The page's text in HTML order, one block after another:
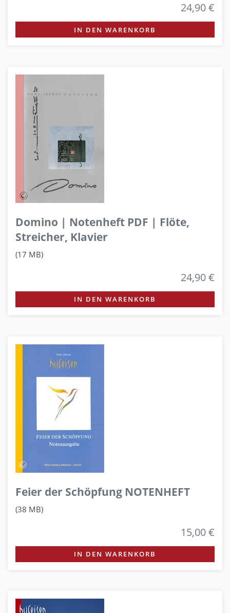
24,90 €
IN DEN WARENKORB
Domino | Notenheft PDF | Flöte,
Streicher, Klavier
(17 MB)
24,90 €
IN DEN WARENKORB
Feier der Schöpfung NOTENHEFT
(38 MB)
15,00 €
IN DEN WARENKORB